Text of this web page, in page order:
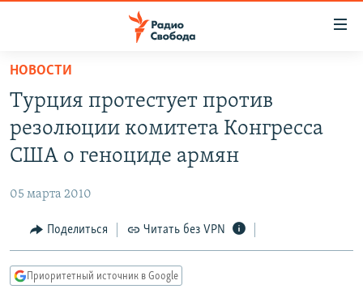
упрощенного
доступа
основному
Вернутся
Вернутся
ПОДКАСТЫ
АВТОРСКИЕ ПРОЕКТЫ
МНЕНИЯ
КУЛЬТУРА
КАВКАЗ.РЕАЛИИ
НОВОСТИ
Турция протестует против
резолюции комитета Конгресса
США о геноциде армян
05 марта 2010
Поделиться Читать без VPN
Приоритетный источник в Google